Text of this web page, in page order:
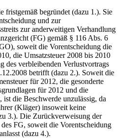
begründet (dazu 1.). Sie
und zur
zur anderweitigen Verhandlung
(FG) gemäß § 116 Abs. 6
soweit die Vorentscheidung die
die Umsatzsteuer 2008 bis 2010
des verbleibenden Verlustvortrags
betrifft (dazu 2.). Soweit die
für 2012, die gesonderte
für 2012 und die
die Beschwerde unzulässig, da
(Kläger) insoweit keine
3.). Die Zurückverweisung der
des FG, soweit die Vorentscheidung
(dazu 4.).